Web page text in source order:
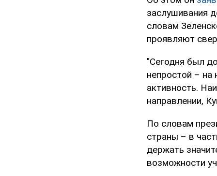
заслушивания
словам
проявляют
"Сегодня был
непростой – на
активность.
направлении,
По словам
страны – в
держать
возможности